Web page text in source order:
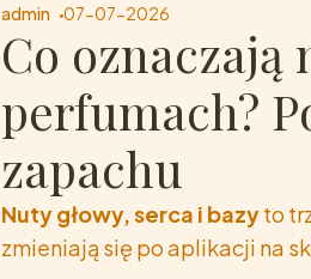
admin 07-07-2026
Co oznaczają
perfumach?
zapachu
Nuty głowy, serca i bazyto
zmieniają się po aplikacji na